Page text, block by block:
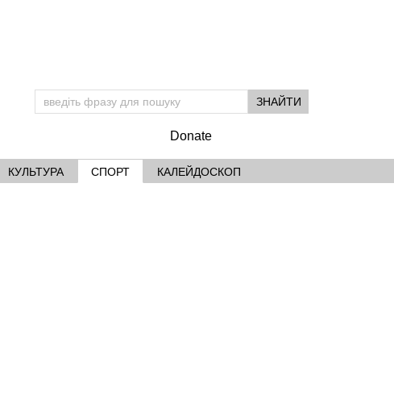
Donate
КУЛЬТУРА СПОРТ КАЛЕЙДОСКОП